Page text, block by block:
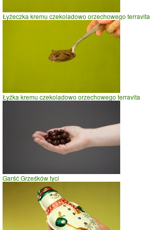
Łyżeczka kremu czekoladowo orzechowego terravita
Łyżka kremu czekoladowo orzechowego terravita
Garść Grześków tyci